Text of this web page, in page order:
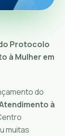
Protocolo
à Mulher em
do
à
muitas